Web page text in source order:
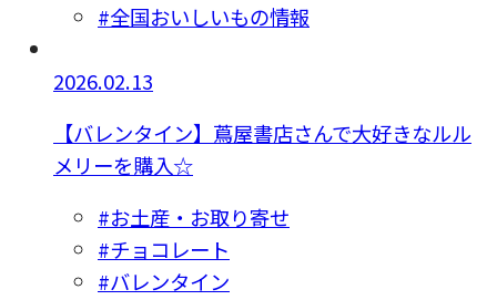
#全国おいしいもの情報
2026.02.13
【バレンタイン】蔦屋書店さんで大好きなルル
メリーを購入☆
#お土産・お取り寄せ
#チョコレート
#バレンタイン